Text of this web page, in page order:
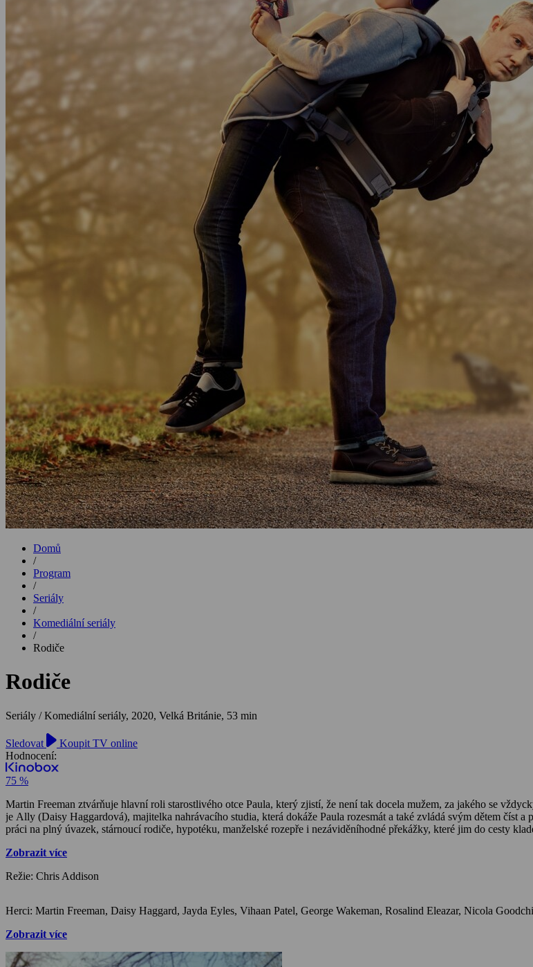
Domů
/
Program
/
Seriály
/
Komediální seriály
/
Rodiče
Rodiče
Seriály / Komediální seriály, 2020, Velká Británie, 53 min
Sledovat
Koupit TV online
Hodnocení:
75 %
Martin Freeman ztvárňuje hlavní roli starostlivého otce Paula, který zjistí, že není tak docela mužem, za jakého se
je Ally (Daisy Haggardová), majitelka nahrávacího studia, která dokáže Paula rozesmát a také zvládá svým dětem číst
práci na plný úvazek, stárnoucí rodiče, hypotéku, manželské rozepře i nezáviděníhodné překážky, které jim do cesty
Zobrazit více
Režie: Chris Addison
Zobrazit více